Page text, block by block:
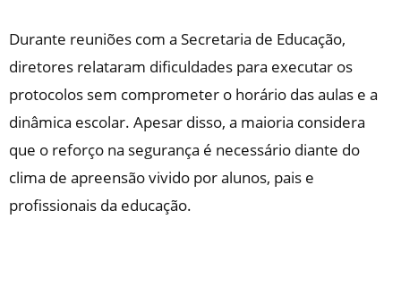
Durante reuniões com a Secretaria de Educação,
diretores relataram dificuldades para executar os
protocolos sem comprometer o horário das aulas e a
dinâmica escolar. Apesar disso, a maioria considera
que o reforço na segurança é necessário diante do
clima de apreensão vivido por alunos, pais e
profissionais da educação.